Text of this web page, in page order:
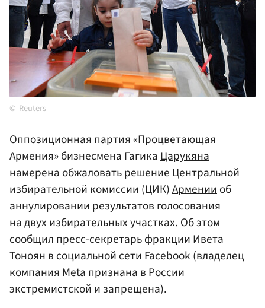
Reuters
Оппозиционная партия «Процветающая
Армения» бизнесмена ГагикаЦарукяна
намерена обжаловать решение Центральной
избирательной комиссии (ЦИК)Арменииоб
аннулировании результатов голосования
на двух избирательных участках. Об этом
сообщил пресс-секретарь фракции Ивета
Тоноян в социальной сети Facebook (владелец
компания Meta признана в России
экстремистской и запрещена).